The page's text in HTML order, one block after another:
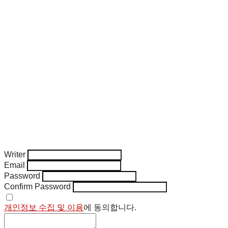
Writer
Email
Password
Confirm Password
개인정보 수집 및 이용에 동의합니다.